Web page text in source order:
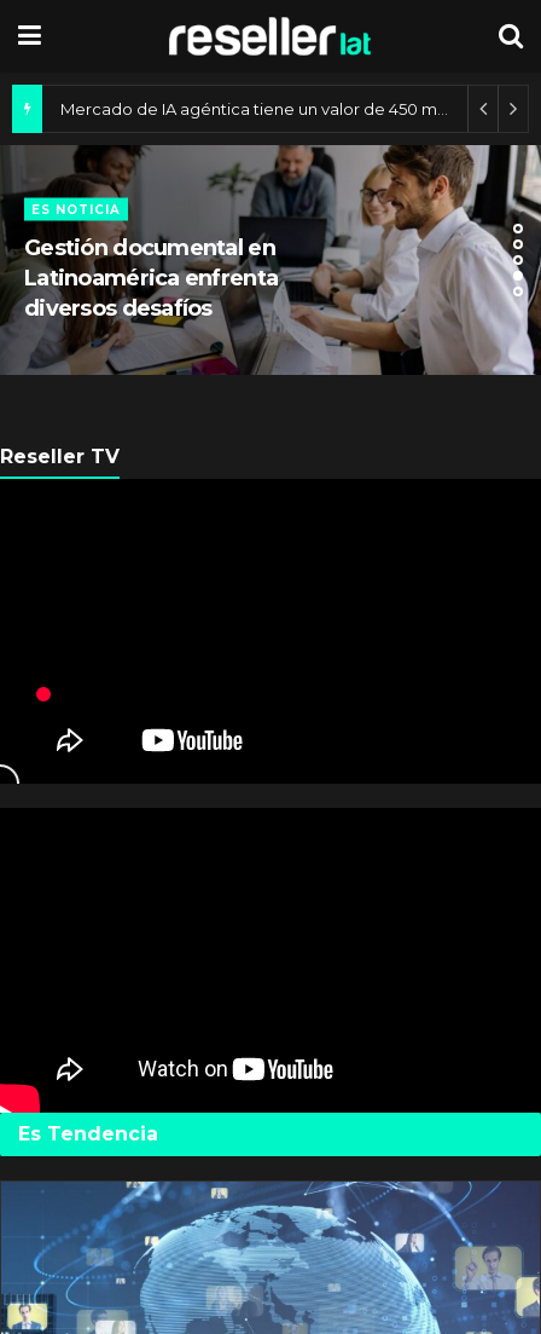
ES NOTICIA
Gestión documental en
Latinoamérica enfrenta
diversos desafíos
Reseller TV
Es Tendencia